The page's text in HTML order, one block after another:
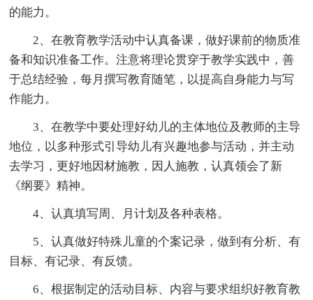
的能力。
2、在教育教学活动中认真备课，做好课前的物质准
备和知识准备工作。注意将理论贯穿于教学实践中，善
于总结经验，每月撰写教育随笔，以提高自身能力与写
作能力。
3、在教学中要处理好幼儿的主体地位及教师的主导
地位，以多种形式引导幼儿有兴趣地参与活动，并主动
去学习，更好地因材施教，因人施教，认真领会了新
《纲要》精神。
4、认真填写周、月计划及各种表格。
5、认真做好特殊儿童的个案记录，做到有分析、有
目标、有记录、有反馈。
6、根据制定的活动目标、内容与要求组织好教育教